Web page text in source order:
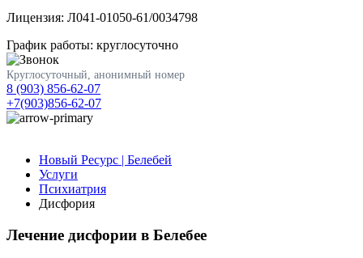
Лицензия: Л041-01050-61/0034798
График работы: круглосуточно
Круглосуточный, анонимный номер
8 (903) 856-62-07
+7(903)856-62-07
Новый Ресурс | Белебей
Услуги
Психиатрия
Дисфория
Лечение дисфории в Белебее